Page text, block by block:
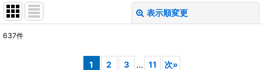
表示順変更
637件
1 2 3 ... 11 次»